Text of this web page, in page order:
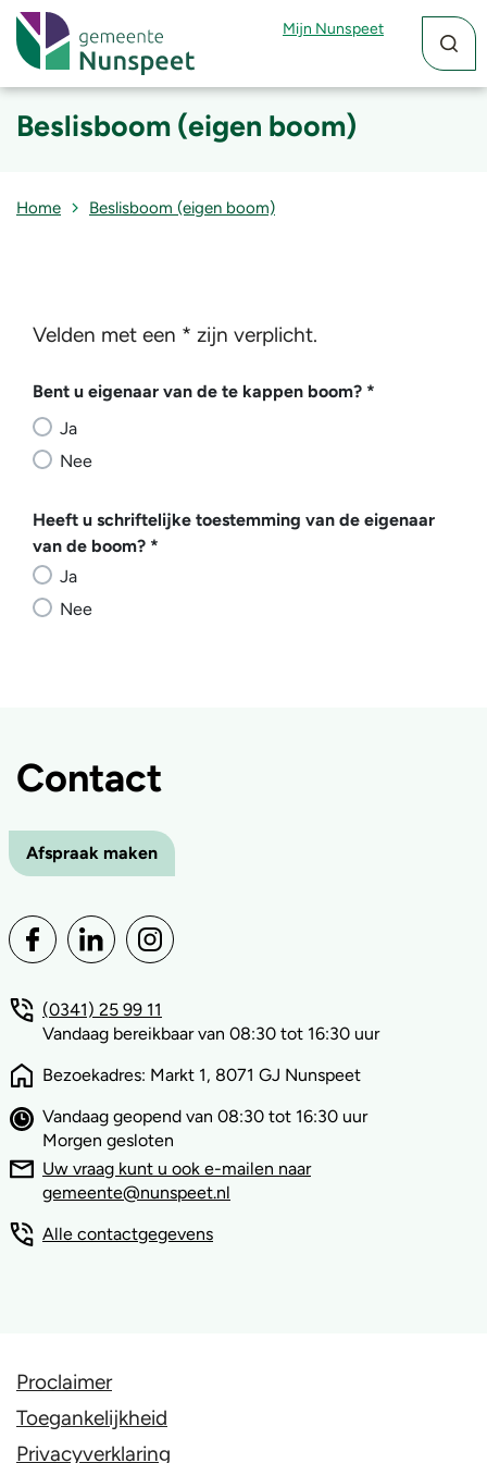
Mijn Nunspeet
Beslisboom (eigen boom)
Home Beslisboom (eigen boom)
Velden met een * zijn verplicht.
Bent u eigenaar van de te kappen boom?
Bent u eigenaar van de te kappen boom? *
Ja
Nee
Heeft u schriftelijke toestemming van de eigenaar
Heeft u schriftelijke toestemming van de eigenaar
van de boom? *
Ja
Nee
Contact
Afspraak maken
(0341) 25 99 11
Vandaag bereikbaar van 08:30 tot 16:30 uur
Bezoekadres: Markt 1, 8071 GJ Nunspeet
Vandaag geopend van 08:30 tot 16:30 uur
Morgen gesloten
Uw vraag kunt u ook e-mailen naar
gemeente@nunspeet.nl
Alle contactgegevens
Proclaimer
Toegankelijkheid
Privacyverklaring